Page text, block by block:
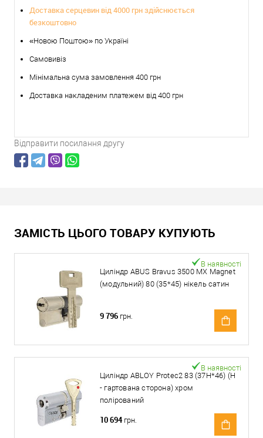
Доставка серцевин від 4000 грн здійснюється
безкоштовно
«Новою Поштою» по Україні
Самовивіз
Мінімальна сума замовлення 400 грн
Доставка накладеним платежем від 400 грн
Відправити посилання другу
ЗАМІСТЬ ЦЬОГО ТОВАРУ КУПУЮТЬ
Циліндр ABUS Bravus 3500 MX Magnet
(модульний) 80 (35*45) нікель сатин
В наявності
9 796 грн.
Циліндр ABLOY Protec2 83 (37H*46) (H
- гартована сторона) хром
полірований
В наявності
10 694 грн.